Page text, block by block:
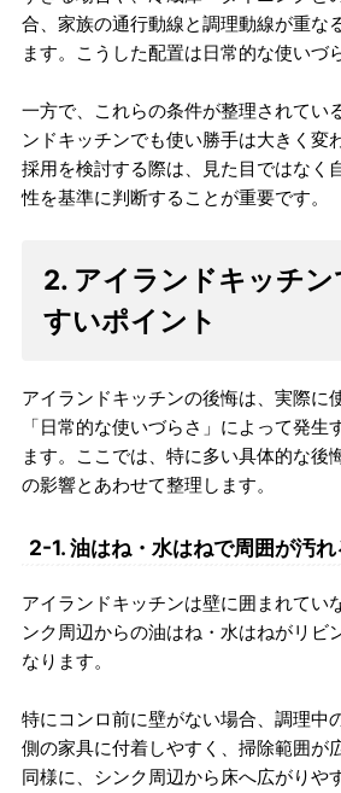
合、家族の通行動線と調理動線が重な
ます。こうした配置は日常的な使いづ
一方で、これらの条件が整理されてい
ンドキッチンでも使い勝手は大きく変
採用を検討する際は、見た目ではなく
性を基準に判断することが重要です。
2. アイランドキッチ
すいポイント
アイランドキッチンの後悔は、実際に
「日常的な使いづらさ」によって発生
ます。ここでは、特に多い具体的な後
の影響とあわせて整理します。
2-1. 油はね・水はねで周囲が汚れ
アイランドキッチンは壁に囲まれてい
ンク周辺からの油はね・水はねがリビ
なります。
特にコンロ前に壁がない場合、調理中
側の家具に付着しやすく、掃除範囲が
同様に、シンク周辺から床へ広がりや